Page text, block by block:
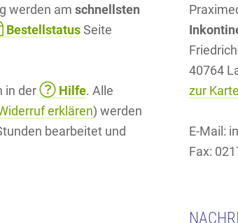
werden am schnellsten
BestellstatusSeite
in der Hilfe. Alle
erklären) werden
bearbeitet und
40764
zur Karte
E-Mail:
Fax: